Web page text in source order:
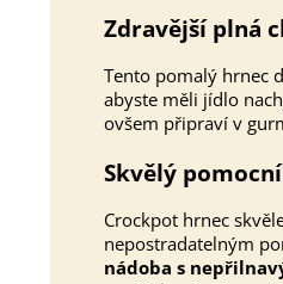
Zdravější plná
Tento pomalý hrnec
abyste měli jídlo
ovšem připraví v
Skvělý
Crockpot hrnec
nepostradatelným
nádoba s